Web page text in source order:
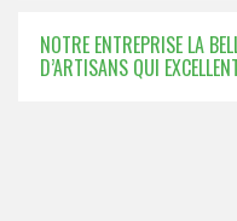
NOTRE ENTREPRISE LA
D’ARTISANS QUI